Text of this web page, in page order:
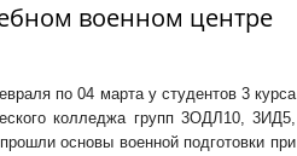
военном центре
по 04 марта у студентов 3 курса
колледжа групп 3ОДЛ10, 3ИД5,
основы военной подготовки при